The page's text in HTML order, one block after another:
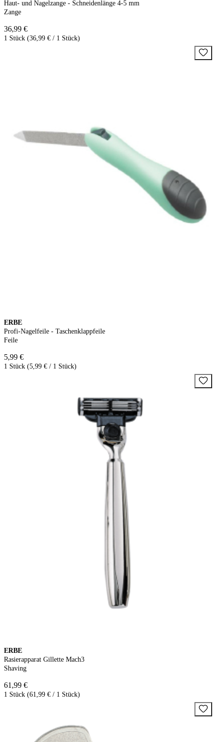
Haut- und Nagelzange - Schneidenlänge 4-5 mm
Zange
36,99 €
1 Stück (36,99 € / 1 Stück)
ERBE
Profi-Nagelfeile - Taschenklappfeile
Feile
5,99 €
1 Stück (5,99 € / 1 Stück)
ERBE
Rasierapparat Gillette Mach3
Shaving
61,99 €
1 Stück (61,99 € / 1 Stück)